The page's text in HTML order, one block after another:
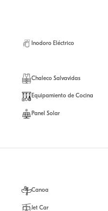
Inodoro Eléctrico
Chaleco Salvavidas
Equipamiento de Cocina
Panel Solar
Canoa
Jet Car